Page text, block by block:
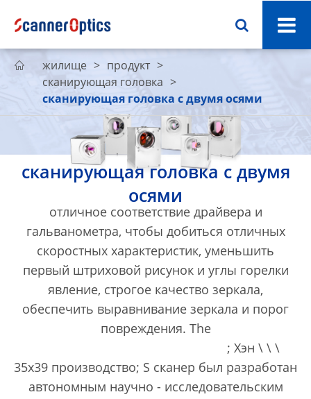
сканирующая головка с двумя
осями
отличное соответствие драйвера и
гальванометра, чтобы добиться отличных
скоростных характеристик, уменьшить
первый штриховой рисунок и углы горелки
явление, строгое качество зеркала,
обеспечить выравнивание зеркала и порог
повреждения. The
; Хэн \ \ \
35х39 производство; S сканер был разработан
автономным научно - исследовательским
 жилище
продукт
сканирующая головка
сканирующая головка с двумя осями